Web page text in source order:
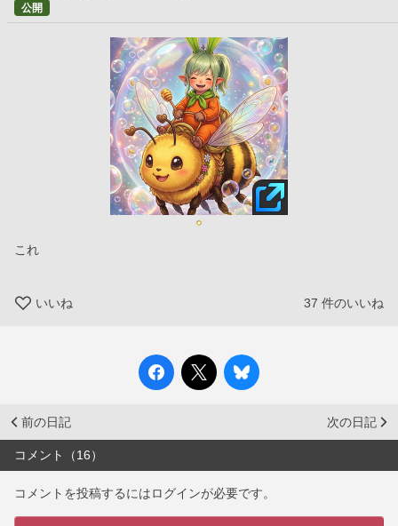
公開
これ
いいね 37 件のいいね
前の日記 次の日記
コメント（16）
コメントを投稿するにはログインが必要です。